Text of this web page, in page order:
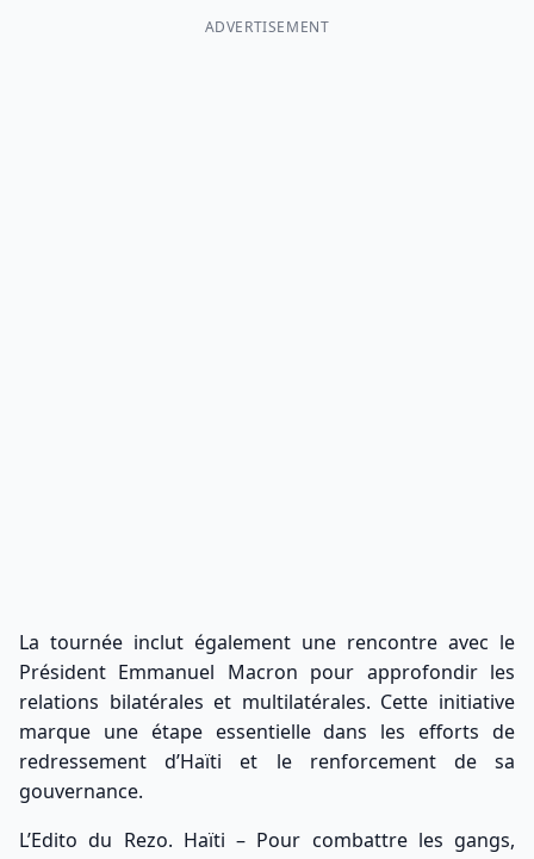
ADVERTISEMENT
La tournée inclut également une rencontre avec le
Président Emmanuel Macron pour approfondir les
relations bilatérales et multilatérales. Cette initiative
marque une étape essentielle dans les efforts de
redressement d’Haïti et le renforcement de sa
gouvernance.
L’Edito du Rezo. Haïti – Pour combattre les gangs,